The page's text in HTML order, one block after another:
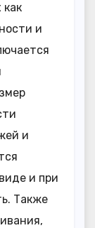
как
и
и
и при
Также